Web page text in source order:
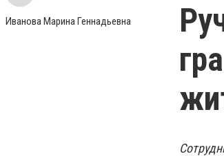
Иванова Марина Геннадьевна